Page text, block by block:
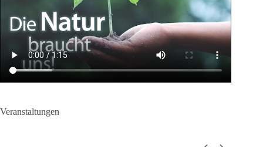
Veranstaltungen